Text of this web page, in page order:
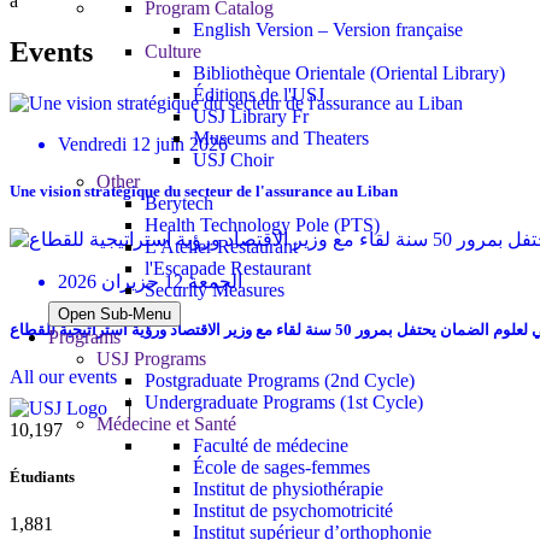
Program Catalog
English Version – Version française
Culture
Bibliothèque Orientale (Oriental Library)
Éditions de l'USJ
USJ Library Fr
Museums and Theaters
USJ Choir
Other
Berytech
Health Technology Pole (PTS)
L'Atelier Restaurant
l'Escapade Restaurant
Security Measures
Open Sub-Menu
Programs
USJ Programs
Postgraduate Programs (2nd Cycle)
Undergraduate Programs (1st Cycle)
Médecine et Santé
Faculté de médecine
École de sages-femmes
Institut de physiothérapie
Institut de psychomotricité
Institut supérieur d’orthophonie
Events
Vendredi 12 juin 2026
Une vision stratégique du secteur de l'assurance au Liban
الجمعة 12 حزيران 2026
بمرور 50 سنة لقاء مع وزير الاقتصاد ورؤية استراتيجية للقطاع
All our events
11,727
Étudiants
2,142